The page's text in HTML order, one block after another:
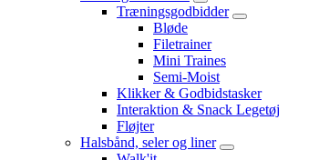
Træningsgodbidder
Bløde
Filetrainer
Mini Traines
Semi-Moist
Klikker & Godbidstasker
Interaktion & Snack Legetøj
Fløjter
Halsbånd, seler og liner